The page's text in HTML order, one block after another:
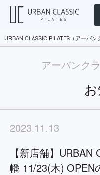
URBAN CLASSIC PILATES（アーバン
アーバンク
2023.11.13
【新店舗】URBAN
幡 11/23(木) OPEN